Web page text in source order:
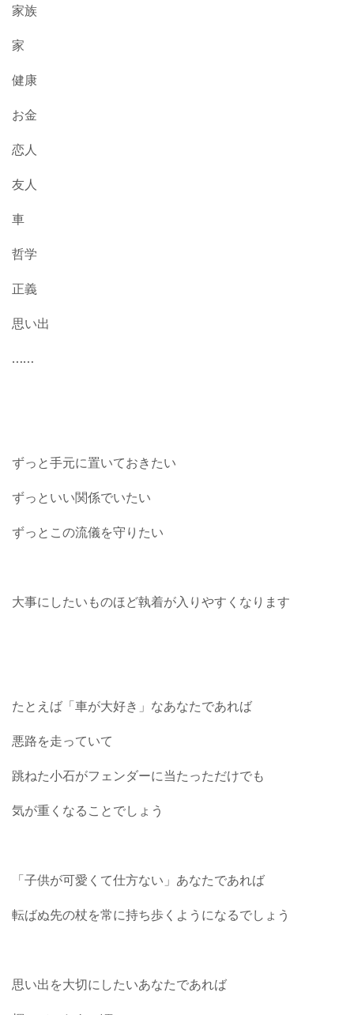
家族
家
健康
お金
恋人
友人
車
哲学
正義
思い出
……
ずっと手元に置いておきたい
ずっといい関係でいたい
ずっとこの流儀を守りたい
大事にしたいものほど執着が入りやすくなります
たとえば「車が大好き」なあなたであれば
悪路を走っていて
跳ねた小石がフェンダーに当たっただけでも
気が重くなることでしょう
「子供が可愛くて仕方ない」あなたであれば
転ばぬ先の杖を常に持ち歩くようになるでしょう
思い出を大切にしたいあなたであれば